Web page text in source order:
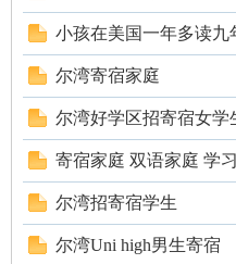
小孩在美国一年多读
尔湾寄宿家庭
尔湾好学区招寄宿女学
寄宿家庭 双语家庭 学
尔湾招寄宿学生
尔湾Uni high男生寄宿